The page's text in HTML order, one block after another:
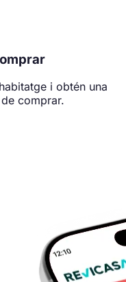
i obtén una
comprar.